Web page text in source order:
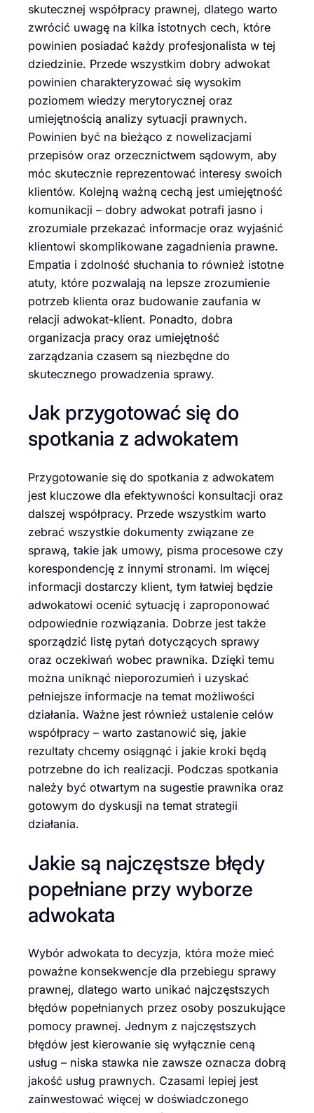
skutecznej współpracy prawnej, dlatego warto
zwrócić uwagę na kilka istotnych cech, które
powinien posiadać każdy profesjonalista w tej
dziedzinie. Przede wszystkim dobry adwokat
powinien charakteryzować się wysokim
poziomem wiedzy merytorycznej oraz
umiejętnością analizy sytuacji prawnych.
Powinien być na bieżąco z nowelizacjami
przepisów oraz orzecznictwem sądowym, aby
móc skutecznie reprezentować interesy swoich
klientów. Kolejną ważną cechą jest umiejętność
komunikacji – dobry adwokat potrafi jasno i
zrozumiale przekazać informacje oraz wyjaśnić
klientowi skomplikowane zagadnienia prawne.
Empatia i zdolność słuchania to również istotne
atuty, które pozwalają na lepsze zrozumienie
potrzeb klienta oraz budowanie zaufania w
relacji adwokat-klient. Ponadto, dobra
organizacja pracy oraz umiejętność
zarządzania czasem są niezbędne do
skutecznego prowadzenia sprawy.
Jak przygotować się do
spotkania z adwokatem
Przygotowanie się do spotkania z adwokatem
jest kluczowe dla efektywności konsultacji oraz
dalszej współpracy. Przede wszystkim warto
zebrać wszystkie dokumenty związane ze
sprawą, takie jak umowy, pisma procesowe czy
korespondencję z innymi stronami. Im więcej
informacji dostarczy klient, tym łatwiej będzie
adwokatowi ocenić sytuację i zaproponować
odpowiednie rozwiązania. Dobrze jest także
sporządzić listę pytań dotyczących sprawy
oraz oczekiwań wobec prawnika. Dzięki temu
można uniknąć nieporozumień i uzyskać
pełniejsze informacje na temat możliwości
działania. Ważne jest również ustalenie celów
współpracy – warto zastanowić się, jakie
rezultaty chcemy osiągnąć i jakie kroki będą
potrzebne do ich realizacji. Podczas spotkania
należy być otwartym na sugestie prawnika oraz
gotowym do dyskusji na temat strategii
działania.
Jakie są najczęstsze błędy
popełniane przy wyborze
adwokata
Wybór adwokata to decyzja, która może mieć
poważne konsekwencje dla przebiegu sprawy
prawnej, dlatego warto unikać najczęstszych
błędów popełnianych przez osoby poszukujące
pomocy prawnej. Jednym z najczęstszych
błędów jest kierowanie się wyłącznie ceną
usług – niska stawka nie zawsze oznacza dobrą
jakość usług prawnych. Czasami lepiej jest
zainwestować więcej w doświadczonego